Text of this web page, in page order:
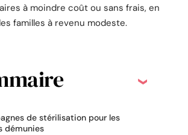
à moindre coût ou sans frais, en
familles à revenu modeste.
de stérilisation pour les
démunies